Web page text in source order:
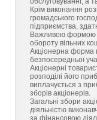
Крім виконання
громадського
підприємства,
Важливою формою
обороту вільних
Акціонерна форма
безпосередньої
Акціонерні
розподілі його
виплачується з
зборів акціонерів.
Загальні збори
діяльністю
за фінансовою